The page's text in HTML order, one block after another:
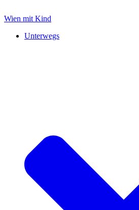
Inhalt
Wien mit Kind
Unterwegs